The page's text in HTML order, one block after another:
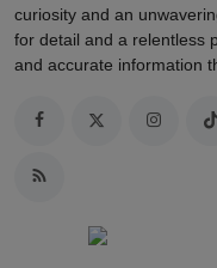
curiosity and an
for detail and a relentless
and accurate information